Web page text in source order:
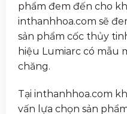
phẩm đem đến cho
inthanhhoa.com sẽ
sản phẩm cốc thủy
hiệu Lumiarc có mẫu
chăng.
Tại inthanhhoa.com
vấn lựa chọn sản